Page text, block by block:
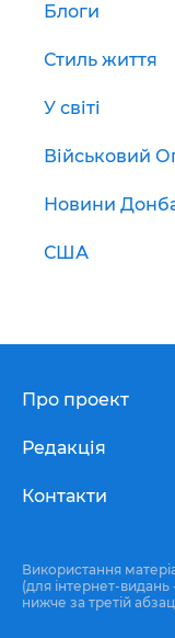
Блоги
Стиль життя
У світі
Військовий
Новини
США
Про проект
Редакція
Контакти
Використання
(для інтернет-
нижче за третій